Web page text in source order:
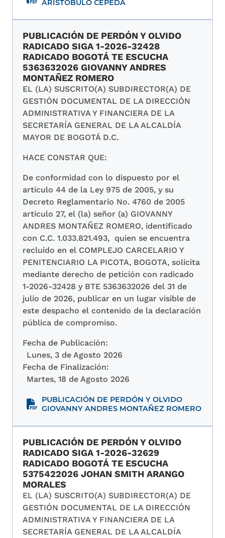
ARISTOBULO CEPEDA
PUBLICACIÓN DE PERDÓN Y OLVIDO
RADICADO SIGA 1-2026-32428
RADICADO BOGOTÁ TE ESCUCHA
5363632026 GIOVANNY ANDRES
MONTAÑEZ ROMERO
EL (LA) SUSCRITO(A) SUBDIRECTOR(A) DE
GESTIÓN DOCUMENTAL DE LA DIRECCIÓN
ADMINISTRATIVA Y FINANCIERA DE LA
SECRETARÍA GENERAL DE LA ALCALDÍA
MAYOR DE BOGOTÁ D.C.
HACE CONSTAR QUE:
De conformidad con lo dispuesto por el
artículo 44 de la Ley 975 de 2005, y su
Decreto Reglamentario No. 4760 de 2005
artículo 27, el (la) señor (a) GIOVANNY
ANDRES MONTAÑEZ ROMERO, identificado
con C.C. 1.033.821.493, quien se encuentra
recluido en el COMPLEJO CARCELARIO Y
PENITENCIARIO LA PICOTA, BOGOTA, solicita
mediante derecho de petición con radicado
1-2026-32428 y BTE 5363632026 del 31 de
julio de 2026, publicar en un lugar visible de
este despacho el contenido de la declaración
pública de compromiso.
Fecha de Publicación:
Lunes, 3 de Agosto 2026
Fecha de Finalización:
Martes, 18 de Agosto 2026
PUBLICACIÓN DE PERDÓN Y OLVIDO
GIOVANNY ANDRES MONTAÑEZ ROMERO
PUBLICACIÓN DE PERDÓN Y OLVIDO
RADICADO SIGA 1-2026-32629
RADICADO BOGOTÁ TE ESCUCHA
5375422026 JOHAN SMITH ARANGO
MORALES
EL (LA) SUSCRITO(A) SUBDIRECTOR(A) DE
GESTIÓN DOCUMENTAL DE LA DIRECCIÓN
ADMINISTRATIVA Y FINANCIERA DE LA
SECRETARÍA GENERAL DE LA ALCALDÍA